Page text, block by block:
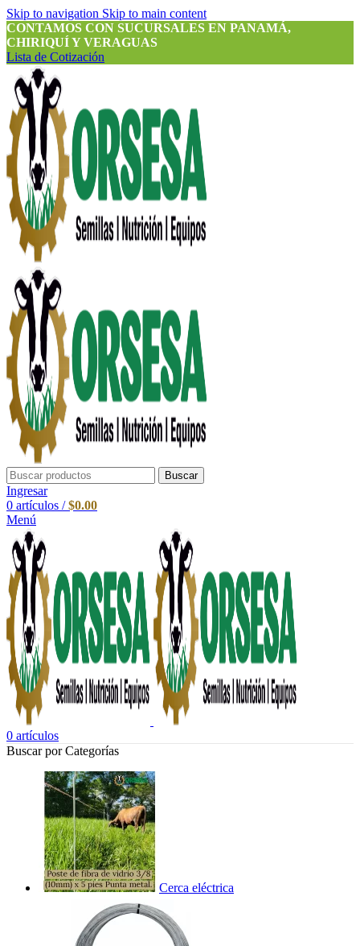
Skip to navigation Skip to main content
CONTAMOS CON SUCURSALES EN PANAMÁ,
CHIRIQUÍ Y VERAGUAS
Lista de Cotización
Buscar
Ingresar
0 artículos / $0.00
Menú
0 artículos
Buscar por Categorías
Cerca eléctrica